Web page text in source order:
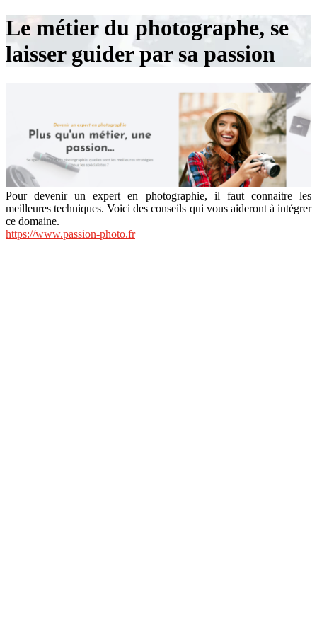
Le métier du photographe, se
laisser guider par sa passion
Pour devenir un expert en photographie, il faut connaitre les
meilleures techniques. Voici des conseils qui vous aideront à intégrer
ce domaine.
https://www.passion-photo.fr